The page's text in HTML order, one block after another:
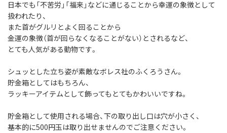
日本でも「不苦労」「福来」などに通じることから幸運の象徴として
扱われたり、
また首がグルリとよく回ることから
金運の象徴（首が回らなくなることがない）とされるなど、
とても人気がある動物です。
シュッとした立ち姿が素敵なボレス社のふくろうさん。
貯金箱としてはもちろん、
ラッキーアイテムとして飾ってもとてもかわいいですね。
貯金箱として使用される場合、下の取り出し口は穴が小さく、
基本的に500円玉は取り出せませんのでご注意ください。